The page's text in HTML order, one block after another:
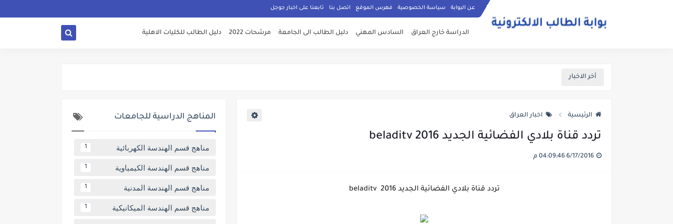
عن البوابة سياسة الخصوصية فهرس الموقع اتصل بنا تابعنا على اخبار جوجل
الدراسة خارج العراق السادس المهني دليل الطالب الى الجامعة مرشحات 2022 دليل الطالب للكليات الاهلية
أخر الاخبار
الرئيسية اخبار العراق
تردد قناة بلادي الفضائية الجديد beladitv 2016
تردد قناة بلادي الفضائية الجديد beladitv 2016
المناهج الدراسية للجامعات
مناهج قسم الهندسة الكهربائية 1
مناهج قسم الهندسة الكيمياوية 1
مناهج قسم الهندسة المدنية 1
مناهج قسم الهندسة الميكانيكية 1